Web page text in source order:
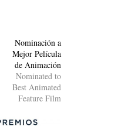
Nominación a
Mejor Película
de Animación
Nominated to
Best Animated
Feature Film